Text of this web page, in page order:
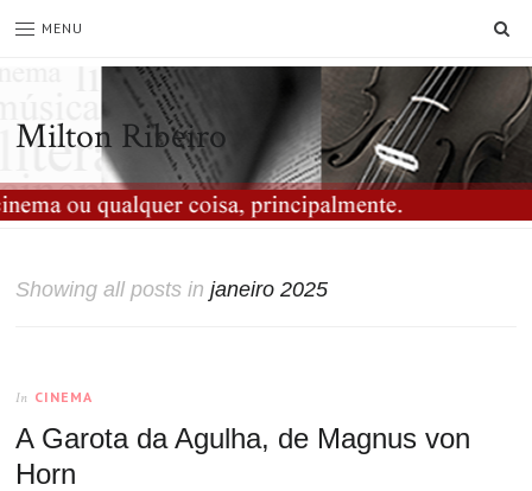
MENU
Milton Ribeiro
Showing all posts injaneiro 2025
In CINEMA
A Garota da Agulha, de Magnus von
Horn